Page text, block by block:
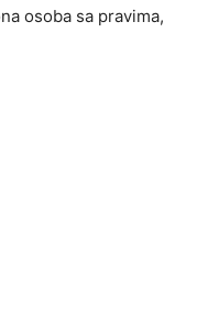
osoba sa pravima,